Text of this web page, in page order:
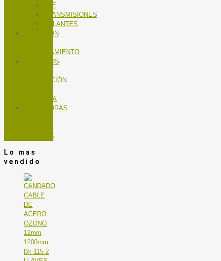
TEE
TRANSMISIONES
VOLANTES
NUTRICIÓN
ENTRENAMIENTO
SERVICIOS
MANTENCIÓN
BICICLETA
TROTADORAS
SPINNING
Lo mas
vendido